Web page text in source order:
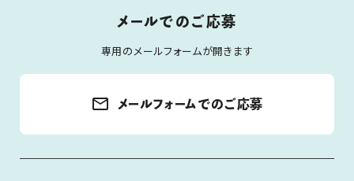
メールでのご応募
専用のメールフォームが開きます
mail_outline メールフォームでのご応募